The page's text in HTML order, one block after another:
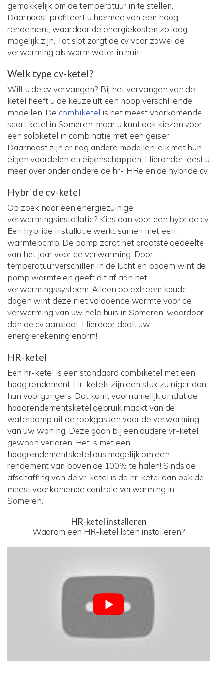
gemakkelijk om de temperatuur in te stellen.
Daarnaast profiteert u hiermee van een hoog
rendement, waardoor de energiekosten zo laag
mogelijk zijn. Tot slot zorgt de cv voor zowel de
verwarming als warm water in huis.
Welk type cv-ketel?
Wilt u de cv vervangen? Bij het vervangen van de
ketel heeft u de keuze uit een hoop verschillende
modellen. De combiketel is het meest voorkomende
soort ketel in Someren, maar u kunt ook kiezen voor
een soloketel in combinatie met een geiser.
Daarnaast zijn er nog andere modellen, elk met hun
eigen voordelen en eigenschappen. Hieronder leest u
meer over onder andere de hr-, HRe en de hybride cv.
Hybride cv-ketel
Op zoek naar een energiezuinige
verwarmingsinstallatie? Kies dan voor een hybride cv.
Een hybride installatie werkt samen met een
warmtepomp. De pomp zorgt het grootste gedeelte
van het jaar voor de verwarming. Door
temperatuurverschillen in de lucht en bodem wint de
pomp warmte en geeft dit af aan het
verwarmingssysteem. Alleen op extreem koude
dagen wint deze niet voldoende warmte voor de
verwarming van uw hele huis in Someren, waardoor
dan de cv aanslaat. Hierdoor daalt uw
energierekening enorm!
HR-ketel
Een hr-ketel is een standaard combiketel met een
hoog rendement. Hr-ketels zijn een stuk zuiniger dan
hun voorgangers. Dat komt voornamelijk omdat de
hoogrendementsketel gebruik maakt van de
waterdamp uit de rookgassen voor de verwarming
van uw woning. Deze gaan bij een oudere vr-ketel
gewoon verloren. Het is met een
hoogrendementsketel dus mogelijk om een
rendement van boven de 100% te halen! Sinds de
afschaffing van de vr-ketel is de hr-ketel dan ook de
meest voorkomende centrale verwarming in
Someren.
HR-ketel installeren
Waarom een HR-ketel laten installeren?